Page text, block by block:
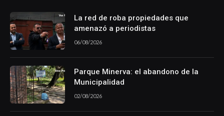
La red de roba propiedades que
amenazó a periodistas
06/08/2026
Parque Minerva: el abandono de la
Municipalidad
02/08/2026